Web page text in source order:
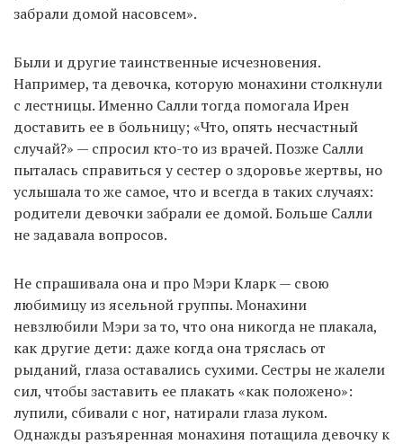
забрали домой насовсем».
Были и другие таинственные исчезновения.
Например, та девочка, которую монахини столкнули
с лестницы. Именно Салли тогда помогала Ирен
доставить ее в больницу; «Что, опять несчастный
случай?» — спросил кто-то из врачей. Позже Салли
пыталась справиться у сестер о здоровье жертвы, но
услышала то же самое, что и всегда в таких случаях:
родители девочки забрали ее домой. Больше Салли
не задавала вопросов.
Не спрашивала она и про Мэри Кларк — свою
любимицу из ясельной группы. Монахини
невзлюбили Мэри за то, что она никогда не плакала,
как другие дети: даже когда она тряслась от
рыданий, глаза оставались сухими. Сестры не жалели
сил, чтобы заставить ее плакать «как положено»:
лупили, сбивали с ног, натирали глаза луком.
Однажды разъяренная монахиня потащила девочку к